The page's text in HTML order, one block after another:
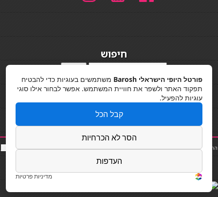
חיפוש
מדיניות פרטיות
החלקות שיער|תאורה לבית|פאות ותוספות שיער|נייל סטודיו|תוספות שיער|שף פרטי|כ
סאות
פורטל היופי הישראלי Barosh
משתמשים בעוגיות כדי להבטיח
תפקוד האתר ולשפר את חוויית המשתמש. אפשר לבחור אילו סוגי
עוגיות להפעיל.
קבל הכל
הסר לא הכרחיות
העדפות
מדיניות פרטיות